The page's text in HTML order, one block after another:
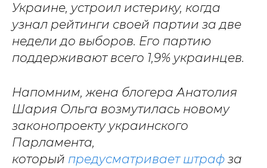
Украине, устроил истерику, когда
узнал рейтинги своей партии за две
недели до выборов. Его партию
поддерживают всего 1,9% украинцев.
Напомним, жена блогера Анатолия
Шария Ольга возмутилась новому
законопроекту украинского
Парламента,
который предусматривает штраф за